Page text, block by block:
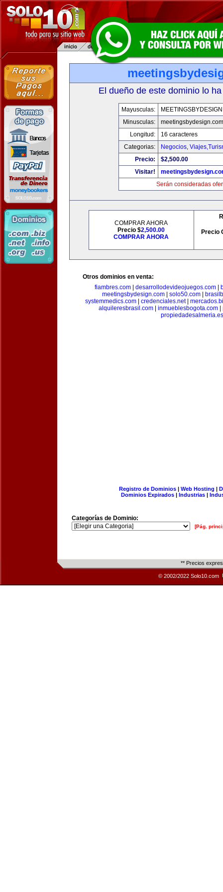
El dueño de este dominio lo
Mayusculas:
Minusculas:
meetingsbydesign.com
Longitud:
16 caracteres
Categorias:
Negocios,
Precio:
$2,500.00
Visitar!
Serán consideradas
COMPRAR AHORA
Precio $2,500.00
COMPRAR AHORA
Precio
Otros dominios en venta:
fiambres.com| desarrollodevideojuegos.com|
meetingsbydesign.com
solo50.com
systemmedics.com| credenciales.net|
alquileresbrasil.com| inmueblesbogota.com|
propiedadesalmeria.es
Registro de Dominios| Web Hosting |
Dominios Expirados | Industrias |
Categorías de Dominio:
[Pág.
** Precios
© 2002/2022 Solo10.com